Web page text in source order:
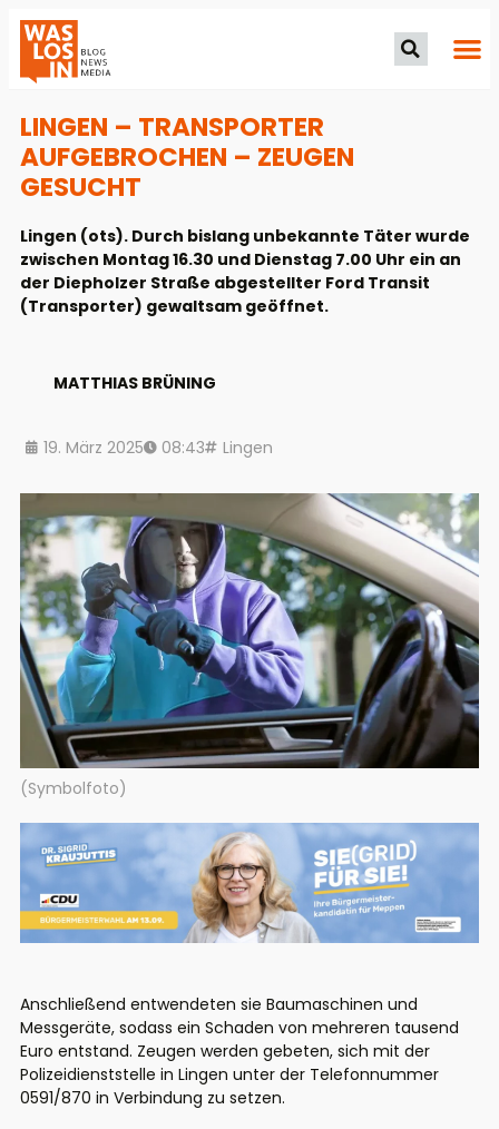
LINGEN – TRANSPORTER
AUFGEBROCHEN – ZEUGEN
GESUCHT
Lingen (ots). Durch bislang unbekannte Täter wurde
zwischen Montag 16.30 und Dienstag 7.00 Uhr ein an
der Diepholzer Straße abgestellter Ford Transit
(Transporter) gewaltsam geöffnet.
MATTHIAS BRÜNING
19. März 2025 08:43 Lingen
(Symbolfoto)
Anschließend entwendeten sie Baumaschinen und
Messgeräte, sodass ein Schaden von mehreren tausend
Euro entstand. Zeugen werden gebeten, sich mit der
Polizeidienststelle in Lingen unter der Telefonnummer
0591/870 in Verbindung zu setzen.